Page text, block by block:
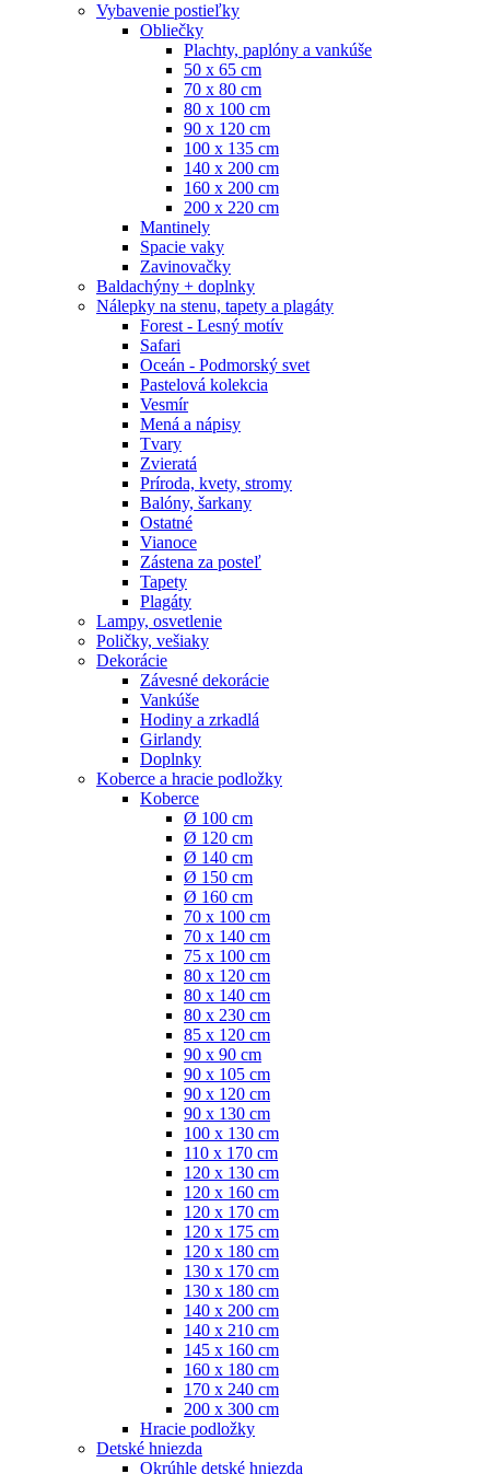
Vybavenie postieľky
Obliečky
Plachty, paplóny a vankúše
50 x 65 cm
70 x 80 cm
80 x 100 cm
90 x 120 cm
100 x 135 cm
140 x 200 cm
160 x 200 cm
200 x 220 cm
Mantinely
Spacie vaky
Zavinovačky
Baldachýny + doplnky
Nálepky na stenu, tapety a plagáty
Forest - Lesný motív
Safari
Oceán - Podmorský svet
Pastelová kolekcia
Vesmír
Mená a nápisy
Tvary
Zvieratá
Príroda, kvety, stromy
Balóny, šarkany
Ostatné
Vianoce
Zástena za posteľ
Tapety
Plagáty
Lampy, osvetlenie
Poličky, vešiaky
Dekorácie
Závesné dekorácie
Vankúše
Hodiny a zrkadlá
Girlandy
Doplnky
Koberce a hracie podložky
Koberce
Ø 100 cm
Ø 120 cm
Ø 140 cm
Ø 150 cm
Ø 160 cm
70 x 100 cm
70 x 140 cm
75 x 100 cm
80 x 120 cm
80 x 140 cm
80 x 230 cm
85 x 120 cm
90 x 90 cm
90 x 105 cm
90 x 120 cm
90 x 130 cm
100 x 130 cm
110 x 170 cm
120 x 130 cm
120 x 160 cm
120 x 170 cm
120 x 175 cm
120 x 180 cm
130 x 170 cm
130 x 180 cm
140 x 200 cm
140 x 210 cm
145 x 160 cm
160 x 180 cm
170 x 240 cm
200 x 300 cm
Hracie podložky
Detské hniezda
Okrúhle detské hniezda